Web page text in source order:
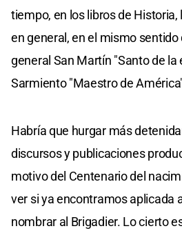
tiempo, en los libros de Historia,
en general, en el mismo sentido
general San Martín "Santo de la
Sarmiento "Maestro de
Habría que hurgar más
discursos y publicaciones
motivo del Centenario del
ver si ya encontramos aplicada
nombrar al Brigadier. Lo cierto